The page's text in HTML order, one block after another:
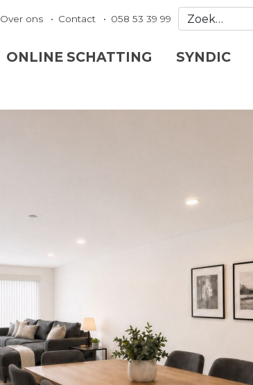
Over ons Contact 058 53 39 99
ONLINE SCHATTING SYNDIC